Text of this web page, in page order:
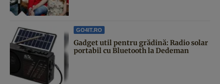
GO4IT.RO
Gadget util pentru grădină: Radio solar
portabil cu Bluetooth la Dedeman